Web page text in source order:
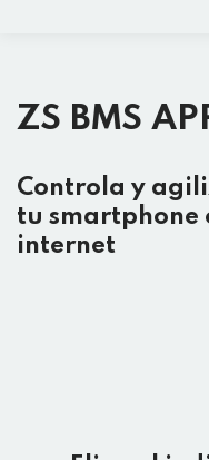
ZS BMS
Controla y
tu smartphone
internet